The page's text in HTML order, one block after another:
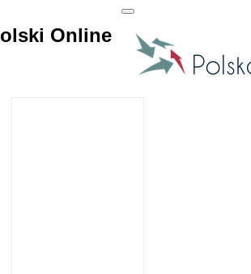
Online